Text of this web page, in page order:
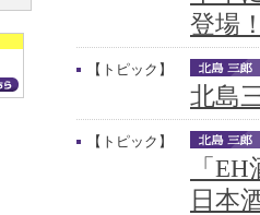
登場
【トピック】
北島
【トピック】
「
日本